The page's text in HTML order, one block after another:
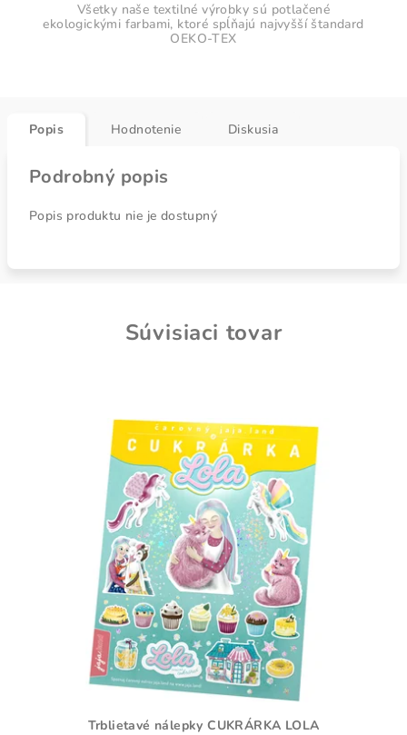
Všetky naše textilné výrobky sú potlačené
ekologickými farbami, ktoré spĺňajú najvyšší štandard
OEKO-TEX
Popis Hodnotenie Diskusia
Podrobný popis
Popis produktu nie je dostupný
Súvisiaci tovar
Trblietavé nálepky CUKRÁRKA LOLA